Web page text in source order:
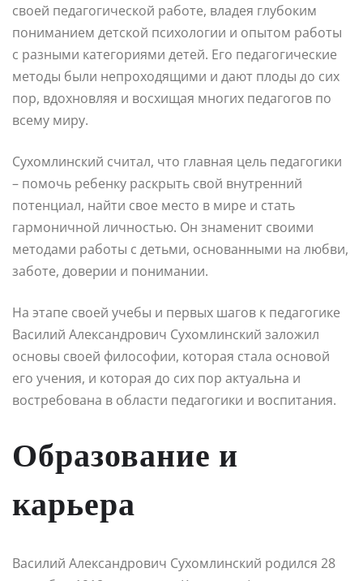
своей педагогической работе, владея глубоким
пониманием детской психологии и опытом работы
с разными категориями детей. Его педагогические
методы были непроходящими и дают плоды до сих
пор, вдохновляя и восхищая многих педагогов по
всему миру.
Сухомлинский считал, что главная цель педагогики
– помочь ребенку раскрыть свой внутренний
потенциал, найти свое место в мире и стать
гармоничной личностью. Он знаменит своими
методами работы с детьми, основанными на любви,
заботе, доверии и понимании.
На этапе своей учебы и первых шагов к педагогике
Василий Александрович Сухомлинский заложил
основы своей философии, которая стала основой
его учения, и которая до сих пор актуальна и
востребована в области педагогики и воспитания.
Образование и
карьера
Василий Александрович Сухомлинский родился 28